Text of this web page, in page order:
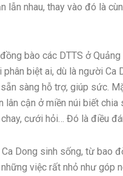
lẫn nhau, thay vào đó là
bào các DTTS ở
biệt ai, dù là người
sàng hỗ trợ, giúp sức.
cận ở miền núi biết chia
cưới hỏi… Đó là điều
Dong sinh sống, từ bao
việc rất nhỏ như góp